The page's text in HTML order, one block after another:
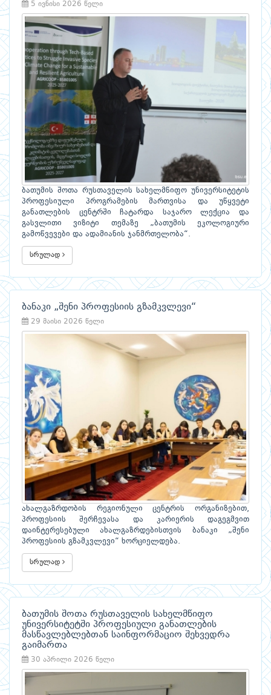
5 ივნისი 2026 წელი
ბათუმის შოთა რუსთაველის სახელმწიფო უნივერსიტეტის
პროფესიული პროგრამების მართვისა და უწყვეტი
განათლების ცენტრში ჩატარდა საჯარო ლექცია და
გასვლითი ვიზიტი თემაზე „ბათუმის ეკოლოგიური
გამოწვევები და ადამიანის ჯანმრთელობა“.
სრულად
ბანაკი „შენი პროფესიის გზამკვლევი“
29 მაისი 2026 წელი
ახალგაზრდობის რეგიონული ცენტრის ორგანიზებით,
პროფესიის შერჩევასა და კარიერის დაგეგმვით
დაინტერესებული ახალგაზრდებისთვის ბანაკი „შენი
პროფესიის გზამკვლევი“ ხორციელდება.
სრულად
ბათუმის შოთა რუსთაველის სახელმწიფო
უნივერსიტეტში პროფესიული განათლების
მასწავლებლებთან საინფორმაციო შეხვედრა
გაიმართა
30 აპრილი 2026 წელი